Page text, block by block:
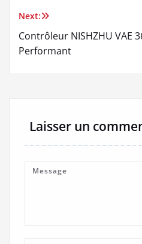
l’article
Next:
Contrôleur NISHZHU VAE
Performant
Laisser un